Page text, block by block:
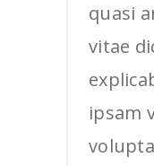
quasi
vitae
ipsam